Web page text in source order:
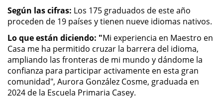
Según las cifras: Los 175 graduados de este año
proceden de 19 países y tienen nueve idiomas nativos.
Lo que están diciendo: "Mi experiencia en Maestro en
Casa me ha permitido cruzar la barrera del idioma,
ampliando las fronteras de mi mundo y dándome la
confianza para participar activamente en esta gran
comunidad", Aurora González Cosme, graduada en
2024 de la Escuela Primaria Casey.